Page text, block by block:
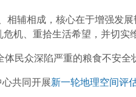
相辅相成，核心在于增强发
机、重拾生活希望，并切实
民众深陷严重的粮食不安全
共同开展新一轮地理空间评